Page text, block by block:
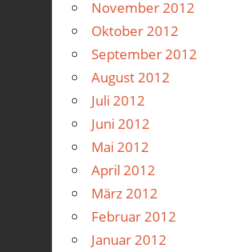
November 2012
Oktober 2012
September 2012
August 2012
Juli 2012
Juni 2012
Mai 2012
April 2012
März 2012
Februar 2012
Januar 2012